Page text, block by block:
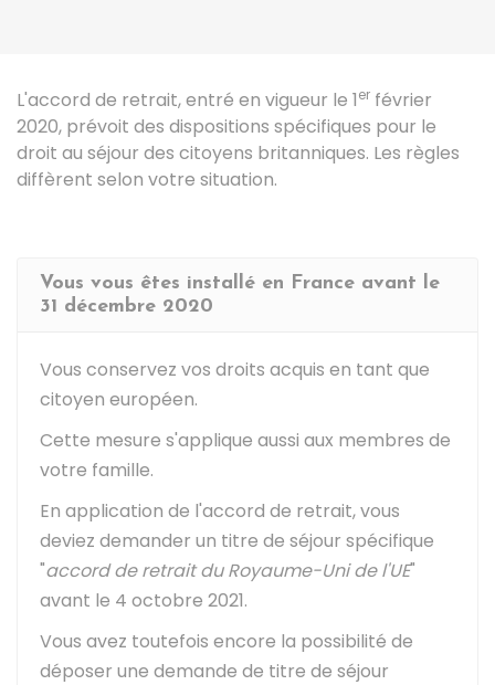
L'accord de retrait, entré en vigueur le 1er février
2020, prévoit des dispositions spécifiques pour le
droit au séjour des citoyens britanniques. Les règles
diffèrent selon votre situation.
Vous vous êtes installé en France avant le
31 décembre 2020
Vous conservez vos droits acquis en tant que
citoyen européen.
Cette mesure s'applique aussi aux membres de
votre famille.
En application de l'accord de retrait, vous
deviez demander un titre de séjour spécifique
"accord de retrait du Royaume-Uni de l'UE"
avant le 4 octobre 2021.
Vous avez toutefois encore la possibilité de
déposer une demande de titre de séjour